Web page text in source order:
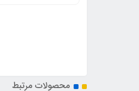
محصولات مرتبط